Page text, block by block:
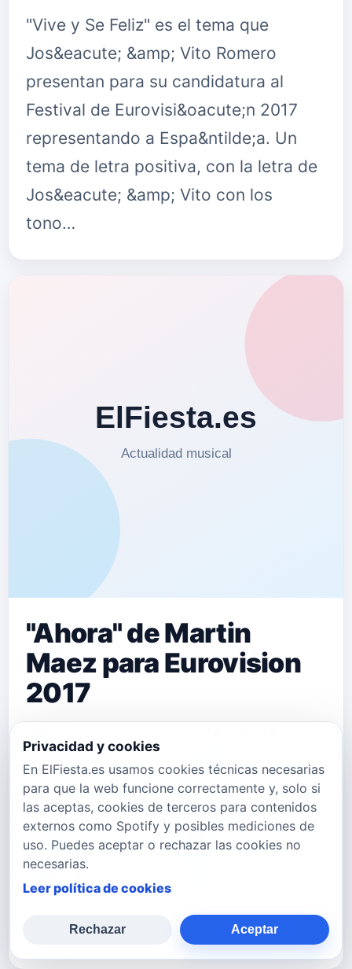
"Vive y Se Feliz" es el tema que
Jos&eacute; &amp; Vito Romero
presentan para su candidatura al
Festival de Eurovisi&oacute;n 2017
representando a Espa&ntilde;a. Un
tema de letra positiva, con la letra de
Jos&eacute; &amp; Vito con los
tono…
"Ahora" de Martin
Maez para Eurovision
2017
presenta para su candidatura al
Festival de Eurovisi&oacute;n 2017
representando a Espa&ntilde;a.
Puedes seguir a Mart&iacute;n
M&aacute;ez en: Su Web
twitter.com/MartinMaez {fasts…
Privacidad y cookies
En ElFiesta.es usamos cookies técnicas necesarias
para que la web funcione correctamente y, solo si
las aceptas, cookies de terceros para contenidos
externos como Spotify y posibles mediciones de
uso. Puedes aceptar o rechazar las cookies no
necesarias.
Leer política de cookies
Rechazar Aceptar